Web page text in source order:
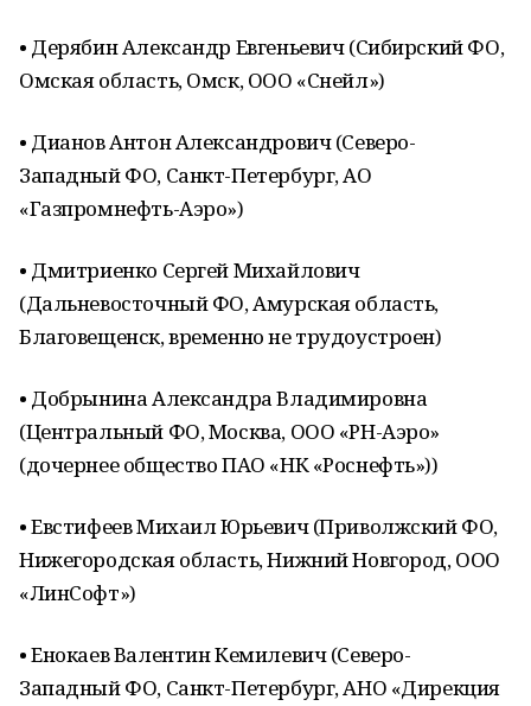
• Дерябин Александр Евгеньевич (Сибирский ФО,
Омская область, Омск, ООО «Снейл»)
• Дианов Антон Александрович (Северо-
Западный ФО, Санкт-Петербург, АО
«Газпромнефть-Аэро»)
• Дмитриенко Сергей Михайлович
(Дальневосточный ФО, Амурская область,
Благовещенск, временно не трудоустроен)
• Добрынина Александра Владимировна
(Центральный ФО, Москва, ООО «РН-Аэро»
(дочернее общество ПАО «НК «Роснефть»))
• Евстифеев Михаил Юрьевич (Приволжский ФО,
Нижегородская область, Нижний Новгород, ООО
«ЛинСофт»)
• Енокаев Валентин Кемилевич (Северо-
Западный ФО, Санкт-Петербург, АНО «Дирекция